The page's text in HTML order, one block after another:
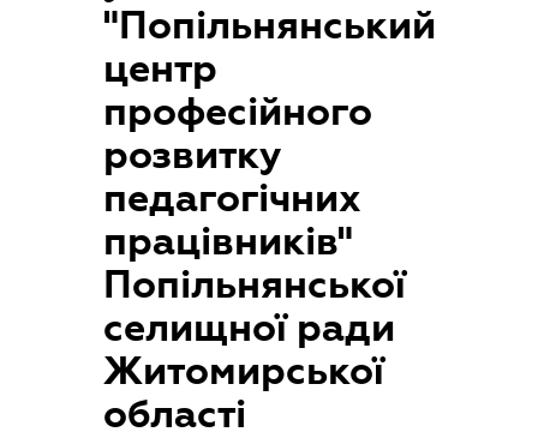
"Попільнянський
центр
професійного
розвитку
педагогічних
працівників"
Попільнянської
селищної ради
Житомирської
області